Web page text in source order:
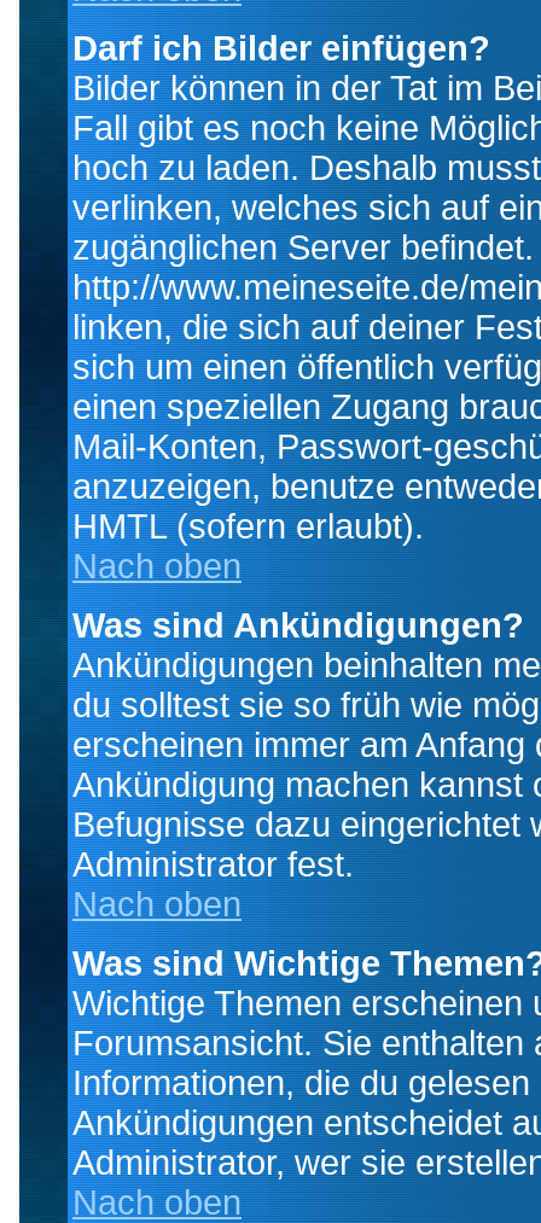
Darf ich Bilder einfügen?
Bilder können in der Tat im
Fall gibt es noch keine
hoch zu laden. Deshalb
verlinken, welches sich auf
zugänglichen Server
http://www.meineseite.de/
linken, die sich auf deiner
sich um einen öffentlich
einen speziellen Zugang
Mail-Konten, Passwort-
anzuzeigen, benutze
HMTL (sofern erlaubt).
Nach oben
Was sind Ankündigungen?
Ankündigungen beinhalten
du solltest sie so früh wie
erscheinen immer am
Ankündigung machen kannst
Befugnisse dazu eingerichtet
Administrator fest.
Nach oben
Was sind Wichtige
Wichtige Themen erscheinen
Forumsansicht. Sie
Informationen, die du
Ankündigungen entscheidet
Administrator, wer sie
Nach oben